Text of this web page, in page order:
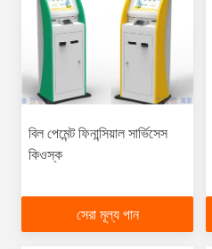
বিল পেমেন্ট ফিনান্সিয়াল সার্ভিসেস
কিওস্ক
সেরা মূল্য পান